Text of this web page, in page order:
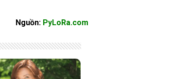
Nguồn: PyLoRa.com